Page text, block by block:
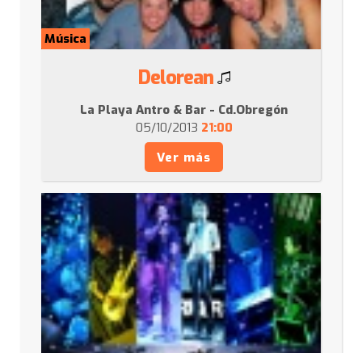
Música
Delorean
La Playa Antro & Bar - Cd.Obregón
05/10/2013 21:00
Ver más